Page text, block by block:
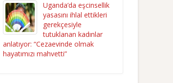
Uganda’da eşcinsellik
yasasını ihlal ettikleri
gerekçesiyle
tutuklanan kadınlar
anlatıyor: “Cezaevinde olmak
hayatımızı mahvetti”